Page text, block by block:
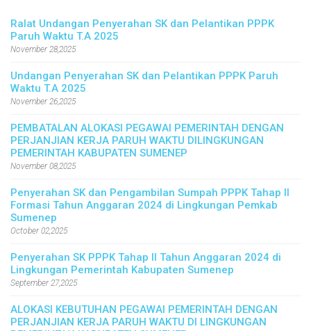
Ralat Undangan Penyerahan SK dan Pelantikan PPPK
Paruh Waktu T.A 2025
November 28,2025
Undangan Penyerahan SK dan Pelantikan PPPK Paruh
Waktu T.A 2025
November 26,2025
PEMBATALAN ALOKASI PEGAWAI PEMERINTAH DENGAN
PERJANJIAN KERJA PARUH WAKTU DILINGKUNGAN
PEMERINTAH KABUPATEN SUMENEP
November 08,2025
Penyerahan SK dan Pengambilan Sumpah PPPK Tahap II
Formasi Tahun Anggaran 2024 di Lingkungan Pemkab
Sumenep
October 02,2025
Penyerahan SK PPPK Tahap II Tahun Anggaran 2024 di
Lingkungan Pemerintah Kabupaten Sumenep
September 27,2025
ALOKASI KEBUTUHAN PEGAWAI PEMERINTAH DENGAN
PERJANJIAN KERJA PARUH WAKTU DI LINGKUNGAN